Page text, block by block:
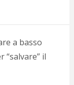
a basso
il